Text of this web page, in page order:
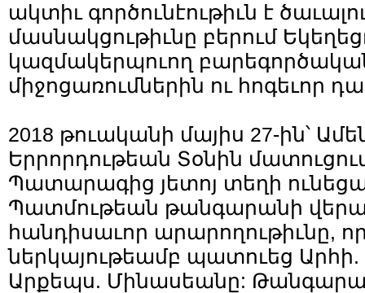
ակտիւ գործունէութիւն է
մասնակցութիւնը բերում
կազմակերպուող բարեգործական
միջոցառումներին ու հոգեւոր
2018 թուականի մայիս 27-ին՝
Երրորդութեան Տօնին
Պատարագից յետոյ տեղի
Պատմութեան թանգարանի
հանդիսաւոր արարողութիւնը,
ներկայութեամբ պատուեց Արհի.
Արքեպս. Մինասեանը: